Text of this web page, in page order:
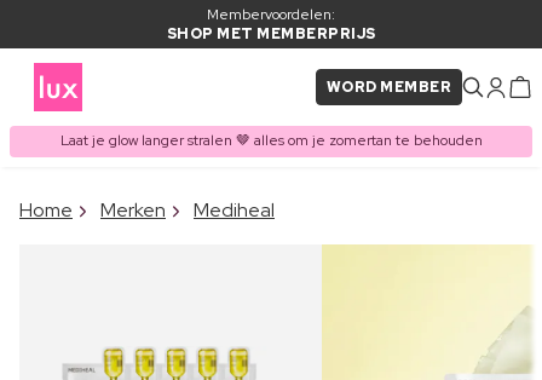
Membervoordelen:
SHOP MET MEMBERPRIJS
WORD MEMBER
Laat je glow langer stralen 🤎 alles om je zomertan te behouden
ITEM TOEGEVOEGD AAN
Home Merken Mediheal